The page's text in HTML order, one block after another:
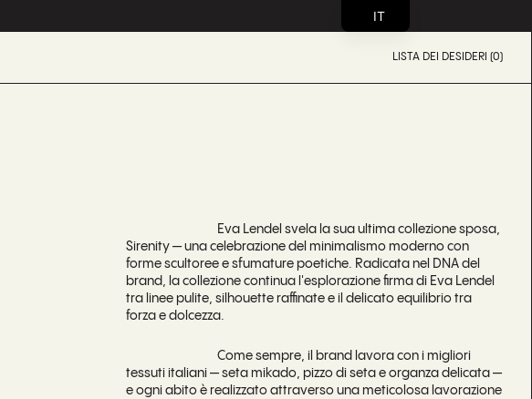
LISTA DEI DESIDERI (0)
Eva Lendel svela la sua ultima collezione sposa,
Sirenity — una celebrazione del minimalismo moderno con
forme scultoree e sfumature poetiche. Radicata nel DNA del
brand, la collezione continua l'esplorazione firma di Eva Lendel
tra linee pulite, silhouette raffinate e il delicato equilibrio tra
forza e dolcezza.
Come sempre, il brand lavora con i migliori
tessuti italiani — seta mikado, pizzo di seta e organza delicata —
e ogni abito è realizzato attraverso una meticolosa lavorazione
IT